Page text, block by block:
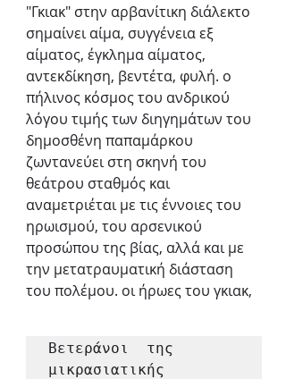
"Γκιακ" στην αρβανίτικη διάλεκτο
σημαίνει αίμα, συγγένεια εξ
αίματος, έγκλημα αίματος,
αντεκδίκηση, βεντέτα, φυλή. ο
πήλινος κόσμος του ανδρικού
λόγου τιμήςτων διηγημάτων του
δημοσθένη παπαμάρκου
ζωντανεύει στη σκηνή του
θεάτρου σταθμός και
αναμετριέται με τις έννοιες του
ηρωισμού, του αρσενικού
προσώπου της βίας, αλλά και με
την μετατραυματική διάσταση
του πολέμου. οι ήρωες του γκιακ,
Βετεράνοι  της
μικρασιατικής